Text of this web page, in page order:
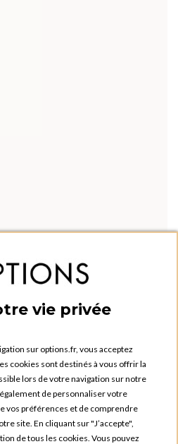
vie privée
sur options.fr, vous acceptez
cookies sont destinés à vous offrir la
lors de votre navigation sur notre
de personnaliser votre
vos préférences et de comprendre
site. En cliquant sur "J’accepte",
de tous les cookies. Vous pouvez